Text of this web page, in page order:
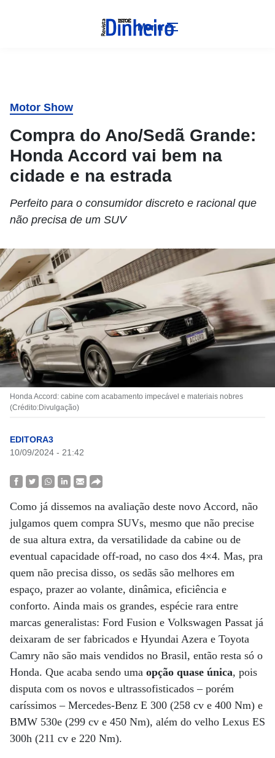
Menu
Motor Show
Compra do Ano/Sedã Grande:
Honda Accord vai bem na
cidade e na estrada
Perfeito para o consumidor discreto e racional que
não precisa de um SUV
Honda Accord: cabine com acabamento impecável e materiais nobres
(Crédito:Divulgação)
EDITORA3
10/09/2024 - 21:42
Como já dissemos na avaliação deste novo Accord, não
julgamos quem compra SUVs, mesmo que não precise
de sua altura extra, da versatilidade da cabine ou de
eventual capacidade off-road, no caso dos 4×4. Mas, pra
quem não precisa disso, os sedãs são melhores em
espaço, prazer ao volante, dinâmica, eficiência e
conforto. Ainda mais os grandes, espécie rara entre
marcas generalistas: Ford Fusion e Volkswagen Passat já
deixaram de ser fabricados e Hyundai Azera e Toyota
Camry não são mais vendidos no Brasil, então resta só o
Honda. Que acaba sendo uma opção quase única, pois
disputa com os novos e ultrassofisticados – porém
caríssimos – Mercedes-Benz E 300 (258 cv e 400 Nm) e
BMW 530e (299 cv e 450 Nm), além do velho Lexus ES
300h (211 cv e 220 Nm).